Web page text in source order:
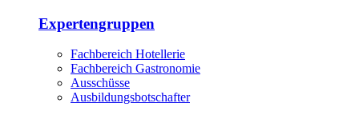
Expertengruppen
Fachbereich Hotellerie
Fachbereich Gastronomie
Ausschüsse
Ausbildungsbotschafter